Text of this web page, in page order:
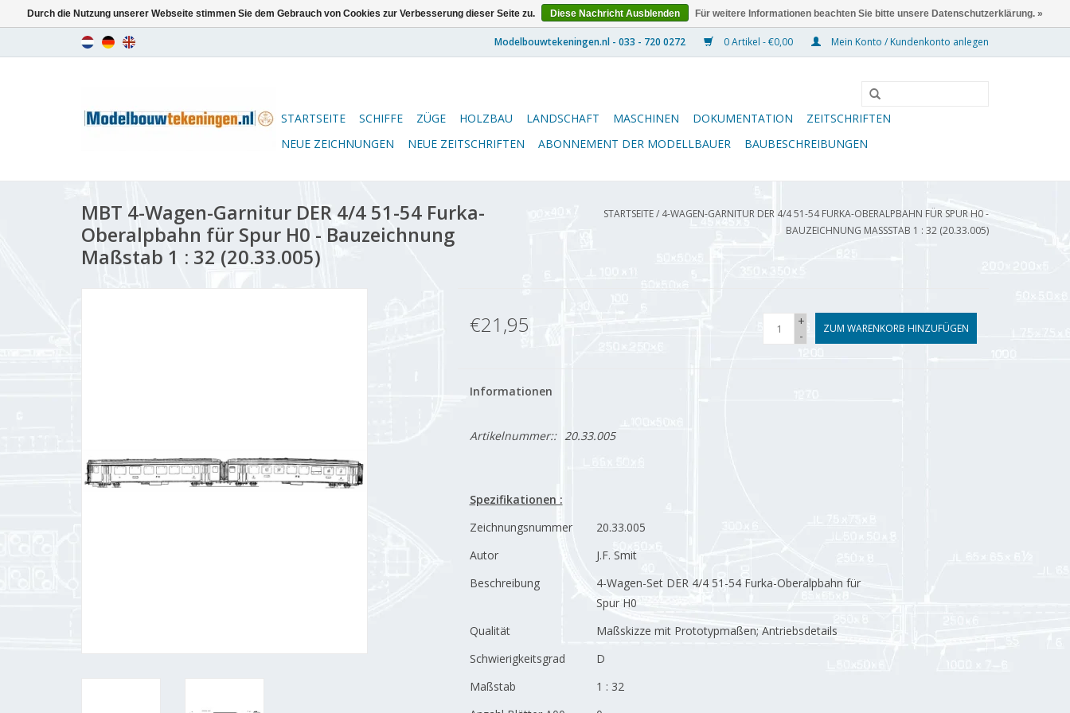
0 Artikel - €0,00 Mein Konto / Kundenkonto anlegen
STARTSEITE SCHIFFE ZÜGE HOLZBAU LANDSCHAFT MASCHINEN DOKUMENTATION
ZEITSCHRIFTEN
NEUE ZEICHNUNGEN
NEUE ZEITSCHRIFTEN ABONNEMENT DER MODELLBAUER BAUBESCHREIBUNGEN
MBT 4-Wagen-Garnitur DER 4/4 51-54 Furka-
Oberalpbahn für Spur H0 - Bauzeichnung
Maßstab 1 : 32 (20.33.005)
STARTSEITE/ 4-WAGEN-GARNITUR DER 4/4 51-54 FURKA-OBERALPBAHN FÜR SPUR H0 -
BAUZEICHNUNG MASSSTAB 1 : 32 (20.33.005)
€21,95
+
-
ZUM WARENKORB HINZUFÜGEN
Informationen
Artikelnummer:: 20.33.005
Spezifikationen :
Zeichnungsnummer
20.33.005
Autor
J.F. Smit
Beschreibung
4-Wagen-Set DER 4/4 51-54 Furka-Oberalpbahn für
Spur H0
Qualität
Maßskizze mit Prototypmaßen; Antriebsdetails
Schwierigkeitsgrad
D
Maßstab
1 : 32
Durch die Nutzung unserer Webseite stimmen Sie dem Gebrauch von Cookies zur Verbesserung dieser Seite zu. Diese Nachricht Ausblenden Für weitere Informationen beachten Sie bitte unsere Datenschutzerklärung. »